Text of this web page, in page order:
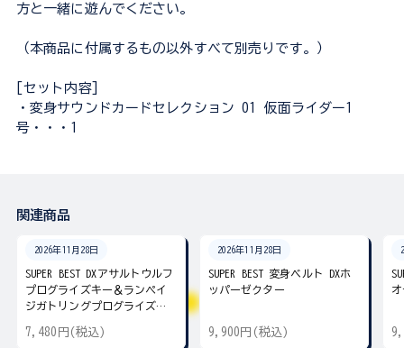
方と一緒に遊んでください。
（本商品に付属するもの以外すべて別売りです。）
[セット内容]
・変身サウンドカードセレクション 01 仮面ライダー1
号・・・1
関連商品
2026年11月28日
SUPER BEST DXアサルトウルフ
プログライズキー＆ランペイ
ジガトリングプログライズキ
7,480円(税込)
2026年11月28日
SUPER BEST 変身ベルト DXホ
ッパーゼクター
9,900円(税込)